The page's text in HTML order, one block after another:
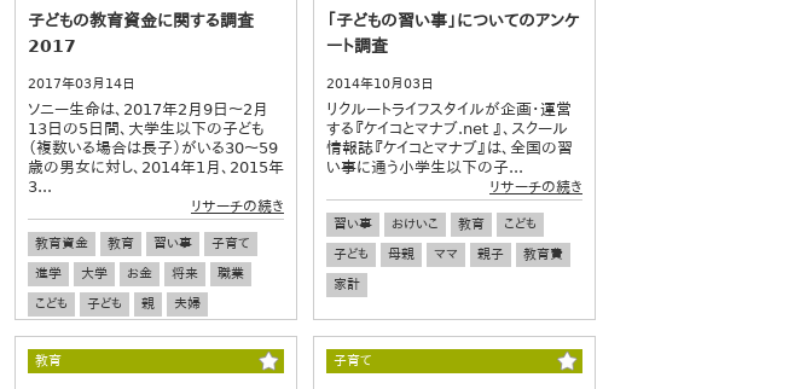
子どもの教育資金に関する調査
2017
2017年03月14日
ソニー生命は、2017年2月9日～2月
13日の5日間、大学生以下の子ども
（複数いる場合は長子）がいる30～59
歳の男女に対し、2014年1月、2015年
3...
リサーチの続き
教育資金 教育 習い事
子育て
進学
大学 お金 将来
職業
こども
子ども 親 夫婦
「子どもの習い事」についてのアンケ
ート調査
2014年10月03日
リクルートライフスタイルが企画・運営
する『ケイコとマナブ.net 』、スクール
情報誌『ケイコとマナブ』は、全国の習
い事に通う小学生以下の子...
リサーチの続き
習い事 おけいこ 教育
こども
子ども
母親 ママ 親子
教育費
家計
教育 子育て